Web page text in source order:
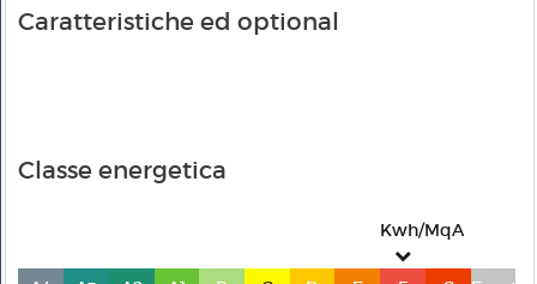
Caratteristiche ed optional
Classe energetica
Kwh/MqA